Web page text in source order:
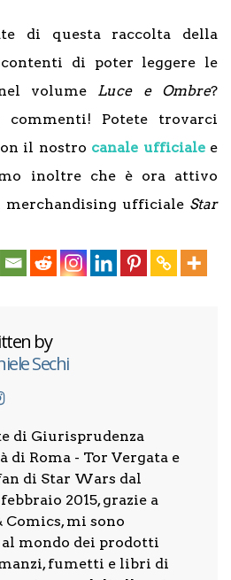
di questa raccolta della
di poter leggere le
volume Luce e Ombre?
commenti! Potete trovarci
il nostro canale ufficialee
inoltre che è ora attivo
ufficiale Star
by
Sechi
di Giurisprudenza
di Roma - Tor Vergata e
di Star Wars dal
2015, grazie a
mi sono
mondo dei prodotti
fumetti e libri di